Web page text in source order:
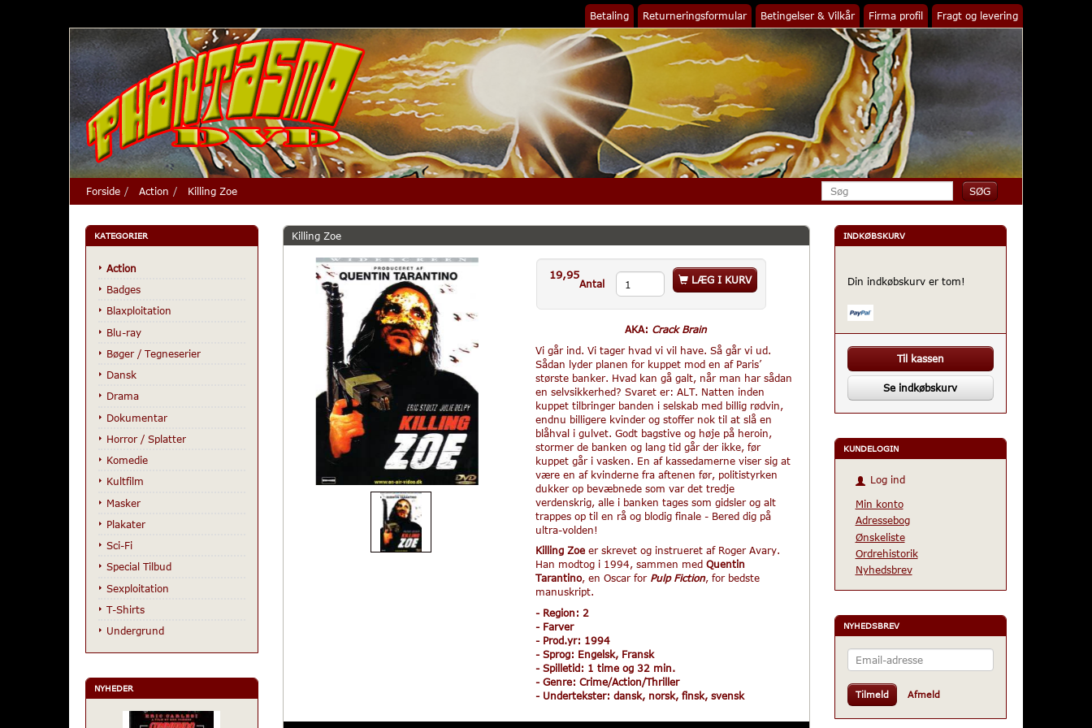
Fragt og levering
Firma profil
Betingelser & Vilkår
Returneringsformular
Betaling
Forside Action Killing Zoe
KATEGORIER
Action
Badges
Blaxploitation
Blu-ray
Bøger / Tegneserier
Dansk
Drama
Dokumentar
Horror / Splatter
Komedie
Kultfilm
Masker
Plakater
Sci-Fi
Special Tilbud
Sexploitation
T-Shirts
Undergrund
NYHEDER
Killing Zoe
19,95
Antal LÆG I KURV
AKA: Crack Brain
Vi går ind. Vi tager hvad vi vil have. Så går vi ud.
Sådan lyder planen for kuppet mod en af Paris’
største banker. Hvad kan gå galt, når man har sådan
en selvsikkerhed? Svaret er: ALT. Natten inden
kuppet tilbringer banden i selskab med billig rødvin,
endnu billigere kvinder og stoffer nok til at slå en
blåhval i gulvet. Godt bagstive og høje på heroin,
stormer de banken og lang tid går der ikke, før
kuppet går i vasken. En af kassedamerne viser sig at
være en af kvinderne fra aftenen før, politistyrken
dukker op bevæbnede som var det tredje
verdenskrig, alle i banken tages som gidsler og alt
trappes op til en rå og blodig finale - Bered dig på
ultra-volden!
Killing Zoe er skrevet og instrueret af Roger Avary.
Han modtog i 1994, sammen med Quentin
Tarantino, en Oscar for Pulp Fiction, for bedste
manuskript.
- Region: 2
- Farver
- Prod.yr: 1994
- Sprog: Engelsk, Fransk
- Spilletid: 1 time og 32 min.
- Genre: Crime/Action/Thriller
- Undertekster: dansk, norsk, finsk, svensk
INDKØBSKURV
Din indkøbskurv er tom!
Til kassen
Se indkøbskurv
KUNDELOGIN
Log ind
Min konto
Adressebog
Ønskeliste
Ordrehistorik
Nyhedsbrev
NYHEDSBREV
Email-
adresse
Tilmeld Afmeld